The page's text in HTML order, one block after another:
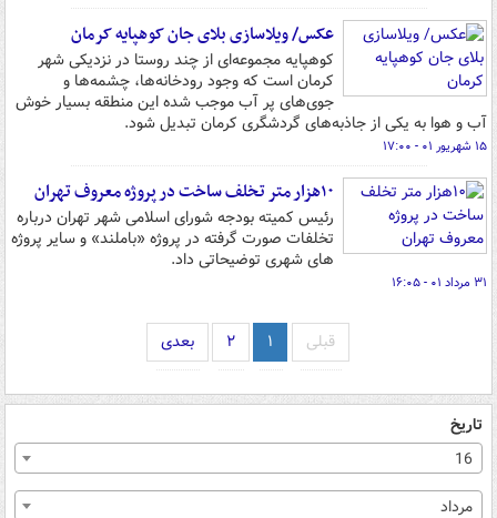
عکس/ ویلاسازی بلای جان کوهپایه کرمان
کوهپایه مجموعه‌ای از چند روستا در نزدیکی شهر
کرمان است که وجود رودخانه‌ها، چشمه‌ها و
جوی‌های پر آب موجب شده این منطقه بسیار خوش
آب و هوا به یکی از جاذبه‌های گردشگری کرمان تبدیل شود.
۱۵ شهریور ۰۱ - ۱۷:۰۰
۱۰هزار متر تخلف ساخت در پروژه معروف‌ تهران
رئیس کمیته بودجه شورای اسلامی شهر تهران درباره
تخلفات صورت گرفته در پروژه «باملند» و سایر پروژه
های شهری توضیحاتی داد.
۳۱ مرداد ۰۱ - ۱۶:۰۵
قبلی ۱ ۲ بعدی
تاریخ
16
مرداد